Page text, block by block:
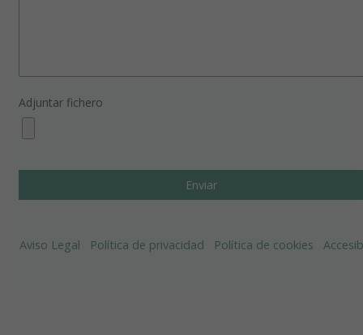
Adjuntar fichero
Aviso Legal Política de privacidad Política de cookies